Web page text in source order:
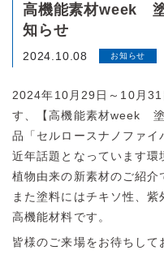
高機能素材week
知らせ
2024.10.08 お知らせ
2024年10月29日～10月31
す、【高機能素材week 塗
品「セルロースナノファイ
近年話題となっています環
植物由来の新素材のご紹介
また塗料にはチキソ性、
高機能材料です。
皆様のご来場をお待ちして